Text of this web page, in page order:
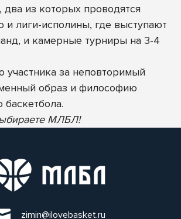
два из которых проводятся
и лиги-исполины, где выступают
и камерные турниры на 3-4
участника за неповторимый
образ и философию
баскетбола.
МЛБЛ!
zimin@ilovebasket.ru